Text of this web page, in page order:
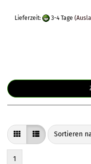
Lieferzeit: 3-4 Tage
Sortieren
Sortieren
1